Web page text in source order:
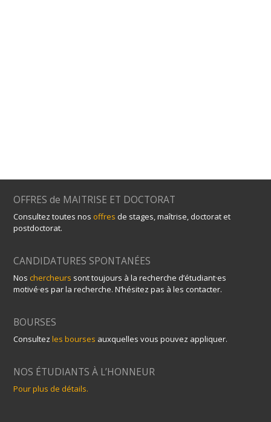
OFFRES de MAITRISE ET DOCTORAT
Consultez toutes nos offres de stages, maîtrise, doctorat et
postdoctorat.
CANDIDATURES SPONTANÉES
Noschercheurs sont toujours à la recherche d’étudiant·es
motivé·es par la recherche. N’hésitez pas à les contacter.
BOURSES
Consultezles bourses auxquelles vous pouvez appliquer.
NOS ÉTUDIANTS À L’HONNEUR
Pour plus de détails.